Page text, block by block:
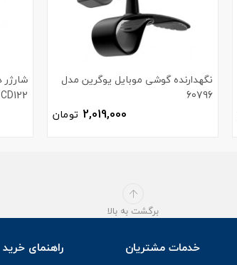
نگهدارنده گوشی موبایل یوگرین مدل
60796
2,019,000 تومان
CD122 کد 70273
برگشت به بالا
خدمات مشتریان راهنمای خرید